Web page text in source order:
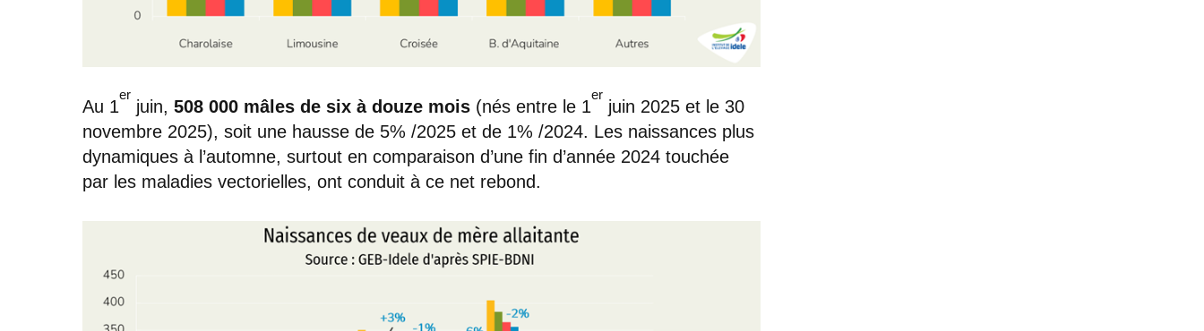
Au 1
er
juin, 508 000 mâles de six à douze mois (nés entre le 1
er
juin 2025 et le 30
novembre 2025), soit une hausse de 5% /2025 et de 1% /2024. Les naissances plus
dynamiques à l’automne, surtout en comparaison d’une fin d’année 2024 touchée
par les maladies vectorielles, ont conduit à ce net rebond.